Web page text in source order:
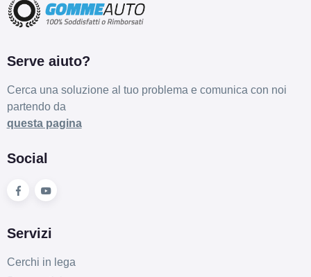
Serve aiuto?
Cerca una soluzione al tuo problema e comunica con noi
partendo da
questa pagina
Social
Servizi
Cerchi in lega